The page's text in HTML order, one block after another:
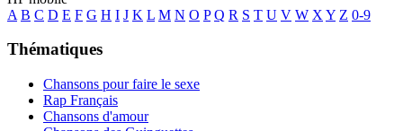
A B C D E F G H I J K L M N O P Q R S T U V W X Y Z 0-9
Thématiques
Chansons pour faire le sexe
Rap Français
Chansons d'amour